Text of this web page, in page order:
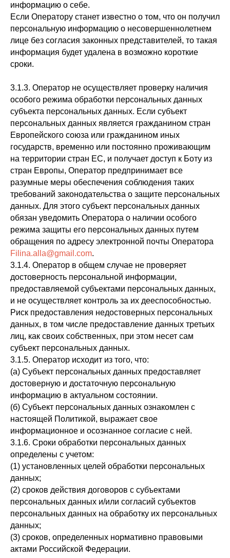
информацию о себе.
Если Оператору станет известно о том, что он получил
персональную информацию о несовершеннолетнем
лице без согласия законных представителей, то такая
информация будет удалена в возможно короткие
сроки.
3.1.3. Оператор не осуществляет проверку наличия
особого режима обработки персональных данных
субъекта персональных данных. Если субъект
персональных данных является гражданином стран
Европейского союза или гражданином иных
государств, временно или постоянно проживающим
на территории стран ЕС, и получает доступ к Боту из
стран Европы, Оператор предпринимает все
разумные меры обеспечения соблюдения таких
требований законодательства о защите персональных
данных. Для этого субъект персональных данных
обязан уведомить Оператора о наличии особого
режима защиты его персональных данных путем
обращения по адресу электронной почты Оператора
Filina.alla@gmail.com.
3.1.4. Оператор в общем случае не проверяет
достоверность персональной информации,
предоставляемой субъектами персональных данных,
и не осуществляет контроль за их дееспособностью.
Риск предоставления недостоверных персональных
данных, в том числе предоставление данных третьих
лиц, как своих собственных, при этом несет сам
субъект персональных данных.
3.1.5. Оператор исходит из того, что:
(а) Субъект персональных данных предоставляет
достоверную и достаточную персональную
информацию в актуальном состоянии.
(б) Субъект персональных данных ознакомлен с
настоящей Политикой, выражает свое
информационное и осознанное согласие с ней.
3.1.6. Сроки обработки персональных данных
определены с учетом:
(1) установленных целей обработки персональных
данных;
(2) сроков действия договоров с субъектами
персональных данных и/или согласий субъектов
персональных данных на обработку их персональных
данных;
(3) сроков, определенных нормативно правовыми
актами Российской Федерации.